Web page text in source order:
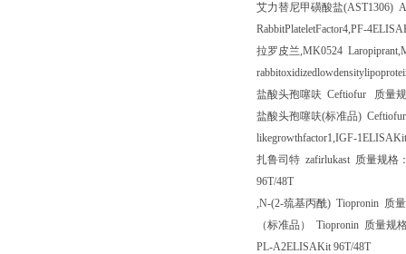
艾力替尼甲磺酸盐(AST1306)
RabbitPlateletFactor4,PF-
拉罗皮兰,MK0524
盐酸头孢噻呋 Ceftiofur 质量
盐酸头孢噻呋(标准品)
likegrowthfactor1,IGF-
扎鲁司特 zafirlukast 质量规格
96T/48T
,N-(2-巯基丙酰) Tiopronin 质
（标准品）
Tiopronin 质量规
PL-A2ELISAKit 96T/48T